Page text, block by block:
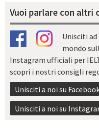
Vuoi parlare con altri
Unisciti
mondo
Instagram ufficiali per
scopri i nostri consigli
Unisciti a noi su
Unisciti a noi su